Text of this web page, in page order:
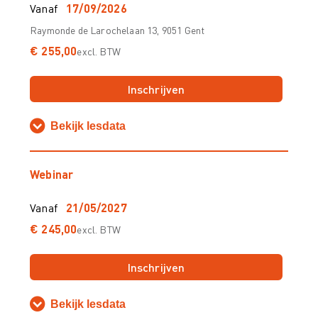
Vanaf 17/09/2026
Raymonde de Larochelaan 13, 9051 Gent
€ 255,00excl. BTW
Inschrijven
Bekijk lesdata
Webinar
Vanaf
21/05/2027
€ 245,00excl. BTW
Inschrijven
Bekijk lesdata